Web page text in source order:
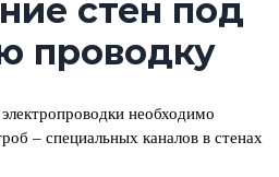
стен под
проводку
необходимо
– специальных каналов в стенах